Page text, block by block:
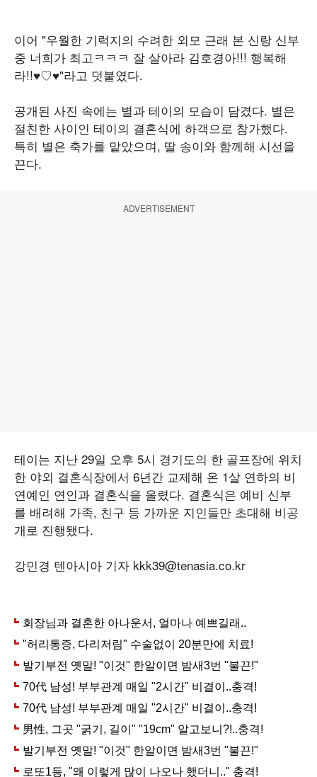
이어 "우월한 기럭지의 수려한 외모 근래 본 신랑 신부
중 너희가 최고ㅋㅋㅋ 잘 살아라 김호경아!!! 행복해
라!!♥♡♥"라고 덧붙였다.
공개된 사진 속에는 별과 테이의 모습이 담겼다. 별은
절친한 사이인 테이의 결혼식에 하객으로 참가했다.
특히 별은 축가를 맡았으며, 딸 송이와 함께해 시선을
끈다.
ADVERTISEMENT
테이는 지난 29일 오후 5시 경기도의 한 골프장에 위치
한 야외 결혼식장에서 6년간 교제해 온 1살 연하의 비
연예인 연인과 결혼식을 올렸다. 결혼식은 예비 신부
를 배려해 가족, 친구 등 가까운 지인들만 초대해 비공
개로 진행됐다.
강민경 텐아시아 기자 kkk39@tenasia.co.kr